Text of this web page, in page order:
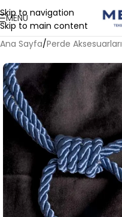
Skip to navigation
Skip to main content
MENÜ
Ana Sayfa/Perde Aksesuarları